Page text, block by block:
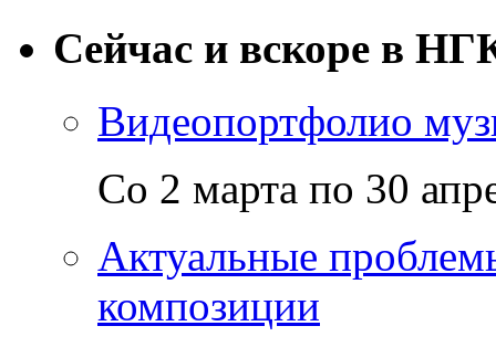
Сейчас и вскоре в
Видеопортфолио
Со 2 марта по 30
Актуальные
композиции